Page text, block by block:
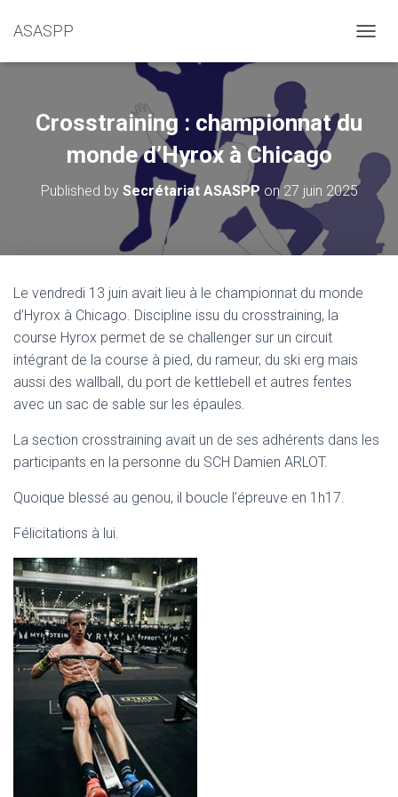
ASASPP
Crosstraining : championnat du
monde d’Hyrox à Chicago
Published by Secrétariat ASASPP on 27 juin 2025
Le vendredi 13 juin avait lieu à le championnat du monde
d’Hyrox à Chicago. Discipline issu du crosstraining, la
course Hyrox permet de se challenger sur un circuit
intégrant de la course à pied, du rameur, du ski erg mais
aussi des wallball, du port de kettlebell et autres fentes
avec un sac de sable sur les épaules.
La section crosstraining avait un de ses adhérents dans les
participants en la personne du SCH Damien ARLOT.
Quoique blessé au genou, il boucle l’épreuve en 1h17.
Félicitations à lui.